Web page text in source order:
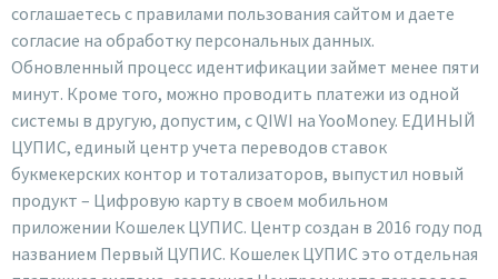
соглашаетесь с правилами пользования сайтом и даете
согласие на обработку персональных данных.
Обновленный процесс идентификации займет менее пяти
минут. Кроме того, можно проводить платежи из одной
системы в другую, допустим, с QIWI на YooMoney. ЕДИНЫЙ
ЦУПИС, единый центр учета переводов ставок
букмекерских контор и тотализаторов, выпустил новый
продукт – Цифровую карту в своем мобильном
приложении Кошелек ЦУПИС. Центр создан в 2016 году под
названием Первый ЦУПИС. Кошелек ЦУПИС это отдельная